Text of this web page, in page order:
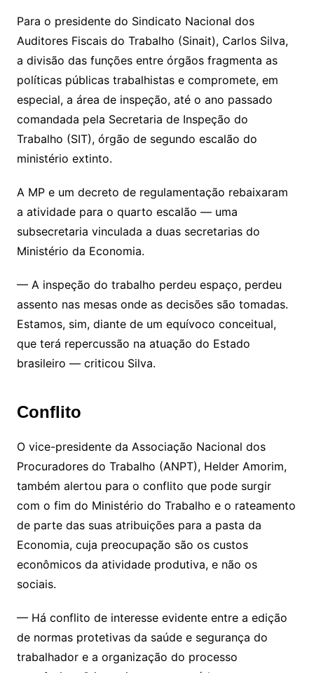
Para o presidente do Sindicato Nacional dos
Auditores Fiscais do Trabalho (Sinait), Carlos Silva,
a divisão das funções entre órgãos fragmenta as
políticas públicas trabalhistas e compromete, em
especial, a área de inspeção, até o ano passado
comandada pela Secretaria de Inspeção do
Trabalho (SIT), órgão de segundo escalão do
ministério extinto.
A MP e um decreto de regulamentação rebaixaram
a atividade para o quarto escalão — uma
subsecretaria vinculada a duas secretarias do
Ministério da Economia.
— A inspeção do trabalho perdeu espaço, perdeu
assento nas mesas onde as decisões são tomadas.
Estamos, sim, diante de um equívoco conceitual,
que terá repercussão na atuação do Estado
brasileiro — criticou Silva.
Conflito
O vice-presidente da Associação Nacional dos
Procuradores do Trabalho (ANPT), Helder Amorim,
também alertou para o conflito que pode surgir
com o fim do Ministério do Trabalho e o rateamento
de parte das suas atribuições para a pasta da
Economia, cuja preocupação são os custos
econômicos da atividade produtiva, e não os
sociais.
— Há conflito de interesse evidente entre a edição
de normas protetivas da saúde e segurança do
trabalhador e a organização do processo